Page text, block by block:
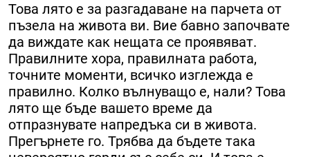
Това лято е за разгадаване на парчета от
пъзела на живота ви. Вие бавно започвате
да виждате как нещата се проявяват.
Правилните хора, правилната работа,
точните моменти, всичко изглежда е
правилно. Колко вълнуващо е, нали? Това
лято ще бъде вашето време да
отпразнувате напредъка си в живота.
Прегърнете го. Трябва да бъдете така